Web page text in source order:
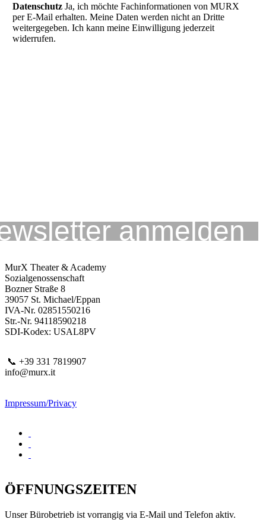
Datenschutz Ja, ich möchte Fachinformationen von MURX
per E-Mail erhalten. Meine Daten werden nicht an Dritte
weitergegeben. Ich kann meine Einwilligung jederzeit
widerrufen.
MurX Theater & Academy
Sozialgenossenschaft
Bozner Straße 8
39057 St. Michael/Eppan
IVA-Nr. 02851550216
Str.-Nr. 94118590218
SDI-Kodex: USAL8PV
📞 +39 331 7819907
info@murx.it
Impressum/Privacy
ÖFFNUNGSZEITEN
Unser Bürobetrieb ist vorrangig via E-Mail und Telefon aktiv.